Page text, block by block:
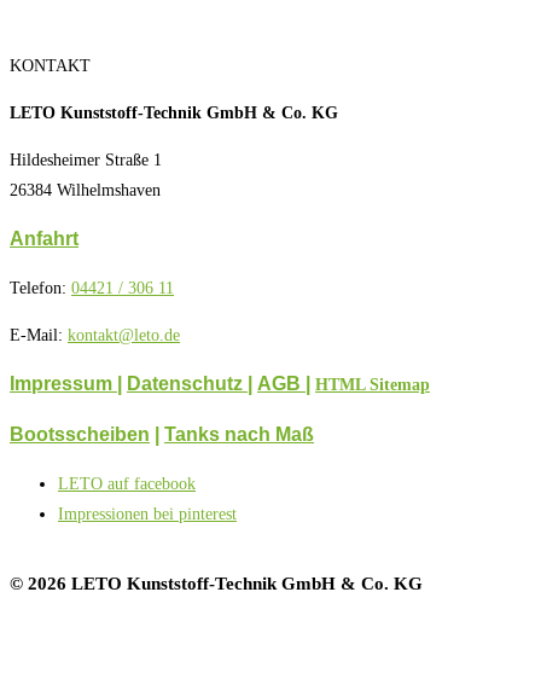
KONTAKT
LETO Kunststoff-Technik GmbH & Co. KG
Hildesheimer Straße 1
26384 Wilhelmshaven
Anfahrt
Telefon: 04421 / 306 11
E-Mail: kontakt@leto.de
Impressum | Datenschutz AGB HTML Sitemap
Bootsscheiben Tanks nach Maß
LETO auf facebook
Impressionen bei pinterest
© 2026 LETO Kunststoff-Technik GmbH & Co. KG